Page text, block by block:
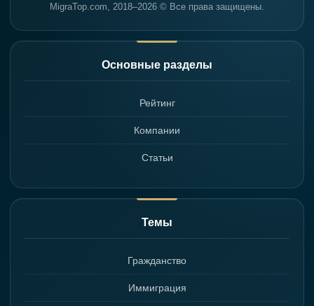
MigraTop.com, 2018–2026 © Все права защищены.
Основные разделы
Рейтинг
Компании
Статьи
Темы
Гражданство
Иммиграция